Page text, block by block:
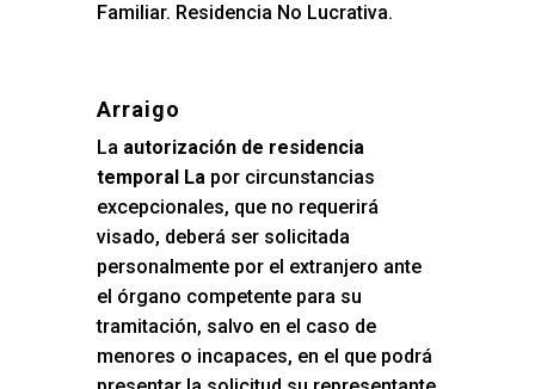
Familiar. Residencia No Lucrativa.
Arraigo
La autorización de residencia
temporal Lapor circunstancias
excepcionales, que no requerirá
visado, deberá ser solicitada
personalmente por el extranjero ante
el órgano competente para su
tramitación, salvo en el caso de
menores o incapaces, en el que podrá